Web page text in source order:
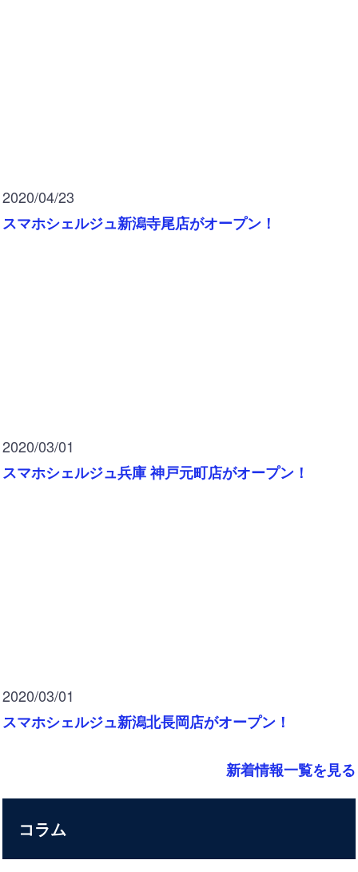
2020/04/23
スマホシェルジュ新潟寺尾店がオープン！
2020/03/01
スマホシェルジュ兵庫 神戸元町店がオープン！
2020/03/01
スマホシェルジュ新潟北長岡店がオープン！
新着情報一覧を見る
コラム